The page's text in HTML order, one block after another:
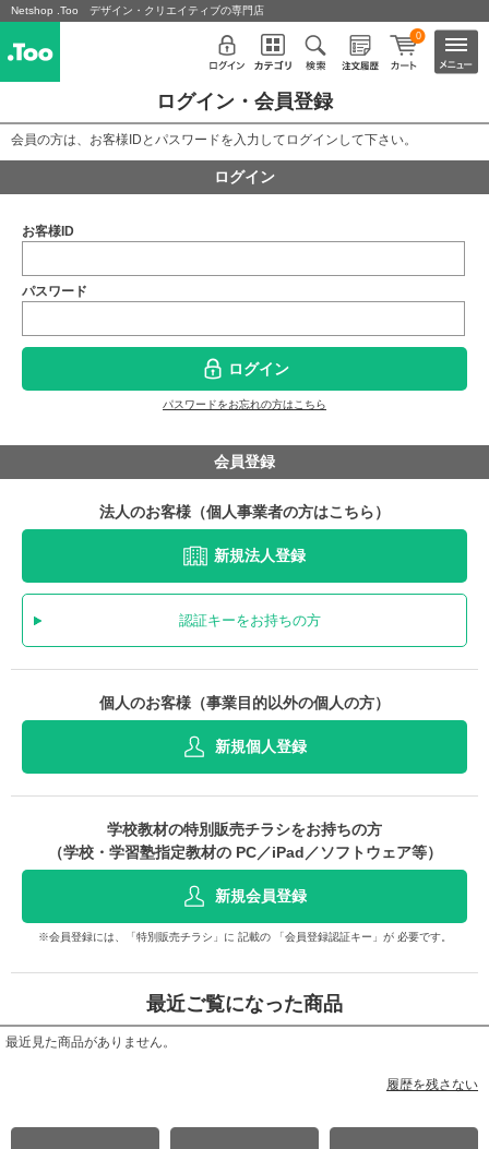
Netshop .Too デザイン・クリエイティブの専門店
0
ログイン・会員登録
会員の方は、お客様IDとパスワードを入力してログインして下さい。
ログイン
お客様ID
パスワード
ログイン
パスワードをお忘れの方はこちら
会員登録
法人のお客様（個人事業者の方はこちら）
新規法人登録
認証キーをお持ちの方
個人のお客様（事業目的以外の個人の方）
新規個人登録
学校教材の特別販売チラシをお持ちの方
（学校・学習塾指定教材の PC／iPad／ソフトウェア等）
新規会員登録
※会員登録には、「特別販売チラシ」に 記載の 「会員登録認証キー」が 必要です。
最近ご覧になった商品
最近見た商品がありません。
履歴を残さない